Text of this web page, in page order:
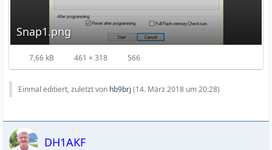
Snap1.png
7,66 kB 461 × 318 566
Einmal editiert, zuletzt von hb9brj (14. März 2018 um 20:28)
DH1AKF